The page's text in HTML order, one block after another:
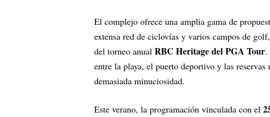
El complejo ofrece una amplia gama de
extensa red de ciclovías y varios campos de
del torneo anual RBC Heritage del PGA Tour.
entre la playa, el puerto deportivo y las
demasiada minuciosidad.
Este verano, la programación vinculada con el